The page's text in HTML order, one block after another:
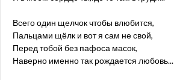
Всего один щелчок чтобы влюбится,
Пальцами щёлк и вот я сам не свой,
Перед тобой без пафоса масок,
Наверно именно так рождается любовь...